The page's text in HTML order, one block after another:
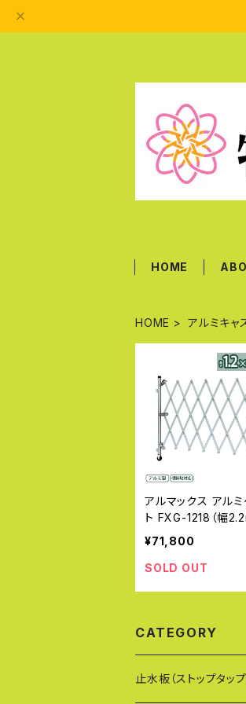
HOME
HOME アルミキャ
アルマックス アル
ト FXG-1218（幅
さ1.2m） FXGシリー
立しない一輪タイプ
地対応 伸縮門扉 特
ート 仮設ゲート 伸
¥71,800
SOLD OUT
CATEGORY
止水板（ストップタップ